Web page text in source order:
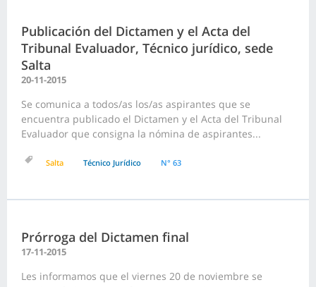
Publicación del Dictamen y el Acta del
Tribunal Evaluador, Técnico jurídico, sede
Salta
20-11-2015
Se comunica a todos/as los/as aspirantes que se
encuentra publicado el Dictamen y el Acta del Tribunal
Evaluador que consigna la nómina de aspirantes...
Salta Técnico Jurídico N° 63
Prórroga del Dictamen final
17-11-2015
Les informamos que el viernes 20 de noviembre se